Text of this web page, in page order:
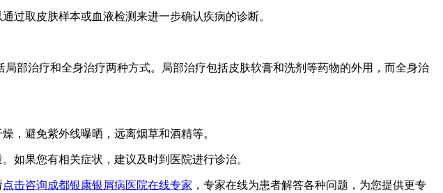
过取皮肤样本或血液检测来进一步确认疾病的诊断。
部治疗和全身治疗两种方式。局部治疗包括皮肤软膏和洗剂等药物的外用，而全身治
，避免紫外线曝晒，远离烟草和酒精等。
如果您有相关症状，建议及时到医院进行诊治。
点击咨询成都银康银屑病医院在线专家 ，专家在线为患者解答各种问题，为您提供更专